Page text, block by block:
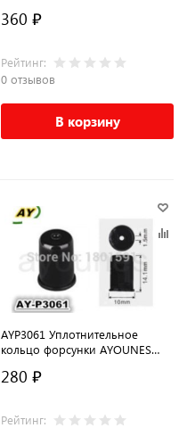
360 ₽
Рейтинг:
0 отзывов
В корзину
AYP3061 Уплотнительное
кольцо форсунки AYOUNES
280 ₽
Рейтинг: